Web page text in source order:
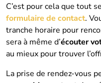
C’est pour cela que tout
formulaire de contact.
tranche horaire pour
sera à même d’écouter
au mieux pour trouver
La prise de rendez-vous